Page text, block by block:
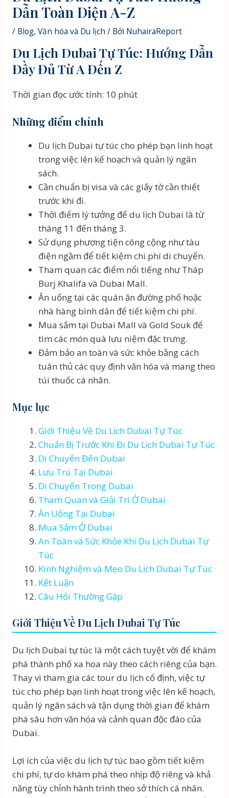
Dẫn Toàn Diện A-Z
/ Blog, Văn hóa và Du lịch / Bởi NuhairaReport
Du Lịch Dubai Tự Túc: Hướng Dẫn
Đầy Đủ Từ A Đến Z
Thời gian đọc ước tính: 10 phút
Những điểm chính
Du lịch Dubai tự túc cho phép bạn linh hoạt
trong việc lên kế hoạch và quản lý ngân
sách.
Cần chuẩn bị visa và các giấy tờ cần thiết
trước khi đi.
Thời điểm lý tưởng để du lịch Dubai là từ
tháng 11 đến tháng 3.
Sử dụng phương tiện công cộng như tàu
điện ngầm để tiết kiệm chi phí di chuyển.
Tham quan các điểm nổi tiếng như Tháp
Burj Khalifa và Dubai Mall.
Ăn uống tại các quán ăn đường phố hoặc
nhà hàng bình dân để tiết kiệm chi phí.
Mua sắm tại Dubai Mall và Gold Souk để
tìm các món quà lưu niệm đặc trưng.
Đảm bảo an toàn và sức khỏe bằng cách
tuân thủ các quy định văn hóa và mang theo
túi thuốc cá nhân.
Mục lục
Giới Thiệu Về Du Lịch Dubai Tự Túc
Chuẩn Bị Trước Khi Đi Du Lịch Dubai Tự Túc
Di Chuyển Đến Dubai
Lưu Trú Tại Dubai
Di Chuyển Trong Dubai
Tham Quan và Giải Trí Ở Dubai
Ăn Uống Tại Dubai
Mua Sắm Ở Dubai
An Toàn và Sức Khỏe Khi Du Lịch Dubai Tự
Túc
Kinh Nghiệm và Mẹo Du Lịch Dubai Tự Túc
Kết Luận
Câu Hỏi Thường Gặp
Giới Thiệu Về Du Lịch Dubai Tự Túc
Du lịch Dubai tự túc là một cách tuyệt vời để khám
phá thành phố xa hoa này theo cách riêng của bạn.
Thay vì tham gia các tour du lịch cố định, việc tự
túc cho phép bạn linh hoạt trong việc lên kế hoạch,
quản lý ngân sách và tận dụng thời gian để khám
phá sâu hơn văn hóa và cảnh quan độc đáo của
Dubai.
Lợi ích của việc du lịch tự túc bao gồm tiết kiệm
chi phí, tự do khám phá theo nhịp độ riêng và khả
năng tùy chỉnh hành trình theo sở thích cá nhân.